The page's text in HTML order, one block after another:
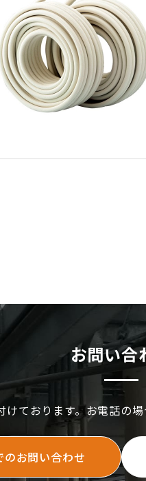
お問い合
ております。お電話の
のお問い合わせ